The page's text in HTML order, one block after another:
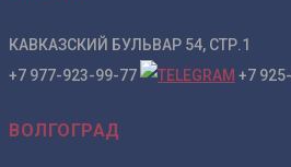
КАВКАЗСКИЙ БУЛЬВАР 54, СТР.1
+7 977-923-99-77
+7
ВОЛГОГРАД